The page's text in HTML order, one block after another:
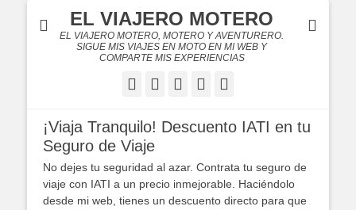
EL VIAJERO MOTERO
EL VIAJERO MOTERO, MOTERO Y AVENTURERO.
SIGUE MIS VIAJES EN MOTO EN MI WEB Y
COMPARTE MIS EXPERIENCIAS
Facebook
Twitter
FlickrYouTube
¡Viaja Tranquilo! Descuento IATI en tu
Seguro de Viaje
No dejes tu seguridad al azar. Contrata tu seguro de
viaje con IATI a un precio inmejorable. Haciéndolo
desde mi web, tienes un descuento directo para que